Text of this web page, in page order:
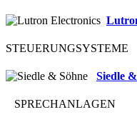
STEUERUNGSYSTEME
Siedle
SPRECHANLAGEN